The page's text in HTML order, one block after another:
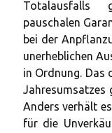
Totalausfalls
pauschalen
bei der
unerheblichen
in Ordnung. Das
Jahresumsatzes
Anders verhält
für die